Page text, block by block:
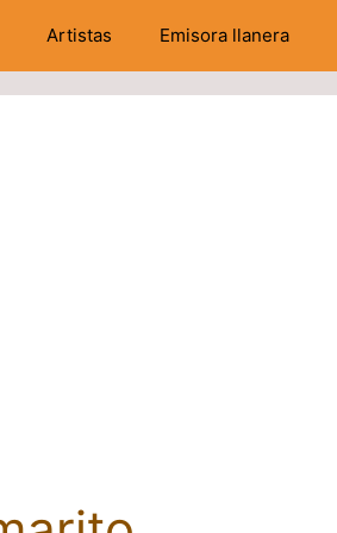
Artistas Emisora llanera